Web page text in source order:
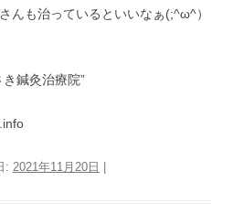
んも治っているといいなぁ(;^ω^）
鍼灸治療院”
: 2021年11月20日